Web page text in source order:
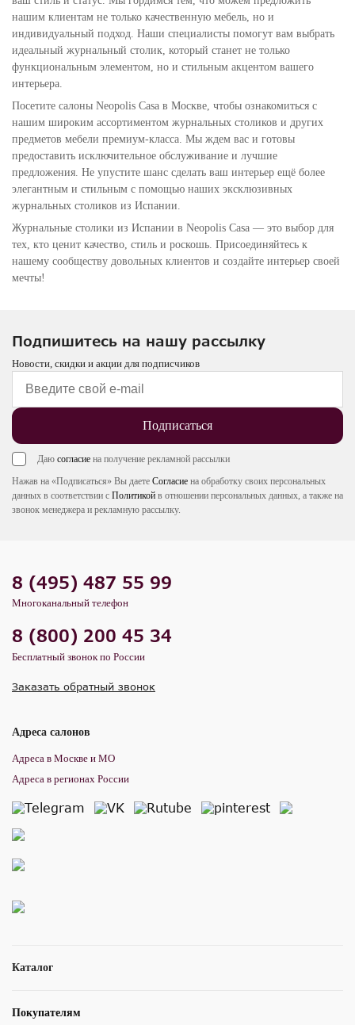
нашим клиентам не только качественную мебель, но и
индивидуальный подход. Наши специалисты помогут вам выбрать
идеальный журнальный столик, который станет не только
функциональным элементом, но и стильным акцентом вашего
интерьера.
Посетите салоны Neopolis Casa в Москве, чтобы ознакомиться с
нашим широким ассортиментом журнальных столиков и других
предметов мебели премиум-класса. Мы ждем вас и готовы
предоставить исключительное обслуживание и лучшие
предложения. Не упустите шанс сделать ваш интерьер ещё более
элегантным и стильным с помощью наших эксклюзивных
журнальных столиков из Испании.
Журнальные столики из Испании в Neopolis Casa — это выбор для
тех, кто ценит качество, стиль и роскошь. Присоединяйтесь к
нашему сообществу довольных клиентов и создайте интерьер своей
мечты!
Подпишитесь на нашу рассылку
Новости, скидки и акции для подписчиков
Подписаться
Даю согласие на получение рекламной рассылки
Нажав на «Подписаться» Вы даете Согласие на обработку своих персональных
данных в соответствии с Политикой в отношении персональных данных, а также на
звонок менеджера и рекламную рассылку.
Каталог
Покупателям
8 (495) 487 55 99
Многоканальный телефон
8 (800) 200 45 34
Бесплатный звонок по России
Заказать обратный звонок
Адреса салонов
Адреса в Москве и МО
Адреса в регионах России